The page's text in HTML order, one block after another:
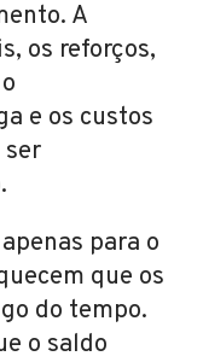
A
os reforços,
e os custos
ser
para o
que os
do tempo.
o saldo